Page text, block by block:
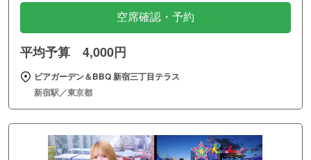
空席確認・予約
平均予算 4,000円
ビアガーデン＆BBQ 新宿三丁目テラス
新宿駅／東京都